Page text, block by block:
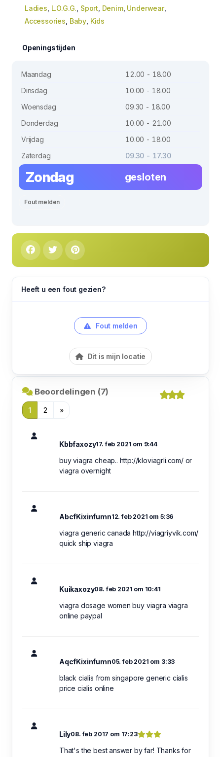
Ladies L.O.G.G. Sport Denim, Underwear,
Accessories Baby Kids
Openingstijden
Maandag
12.00 - 18.00
Dinsdag
10.00 - 18.00
Woensdag
09.30 - 18.00
Donderdag
10.00 - 21.00
Vrijdag
10.00 - 18.00
Zaterdag
09.30 - 17.30
Zondag gesloten
Fout melden
Heeft u een fout gezien?
Fout melden
Dit is mijn locatie
Beoordelingen (7)
1 2 »
Kbbfaxozy17. feb 2021 om 9:44
buy viagra cheap.. http://kloviagrli.com/ or
viagra overnight
AbcfKixinfumn12. feb 2021 om 5:36
viagra generic canada http://viagriyvik.com/
quick ship viagra
Kuikaxozy08. feb 2021 om 10:41
viagra dosage women buy viagra viagra
online paypal
AqcfKixinfumn05. feb 2021 om 3:33
black cialis from singapore generic cialis
price cialis online
Lily08. feb 2017 om 17:23
That's the best answer by far! Thanks for